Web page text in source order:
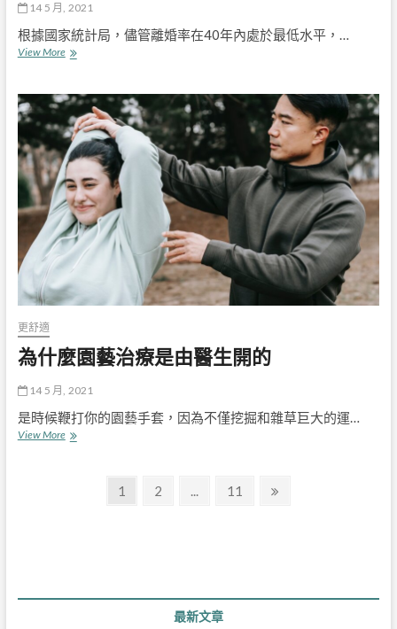
14 5 月, 2021
根據國家統計局，儘管離婚率在40年內處於最低水平，…
View More作
婚
成
年
孩
子
的
5
種
方
法
更舒適
為什麼園藝治療是由醫生開的
14 5 月, 2021
是時候鞭打你的園藝手套，因為不僅挖掘和雜草巨大的運…
View More為
Page
1 Page
2 ... Page
11
Next
最新文章